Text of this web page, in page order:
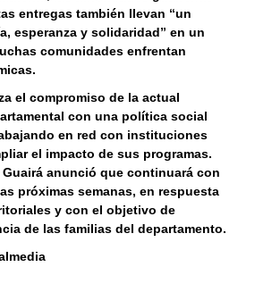
entregas también llevan “un
esperanza y solidaridad” en un
comunidades enfrentan
el compromiso de la actual
con una política social
en red con instituciones
el impacto de sus programas.
anunció que continuará con
próximas semanas, en respuesta
y con el objetivo de
de las familias del departamento.